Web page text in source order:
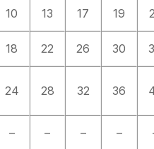
10 13 17 19
18 22 26 30
24 28 32 36
– – – –